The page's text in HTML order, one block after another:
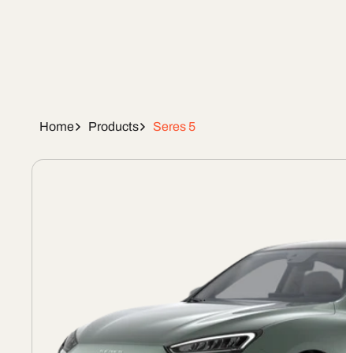
Home Products Seres 5
Skip To